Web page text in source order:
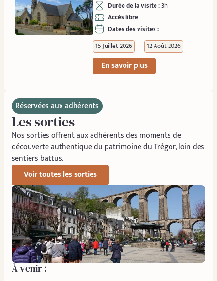
Durée de la visite :3h
Accès libre
Dates des visites :
15 Juillet 2026
12 Août 2026
En savoir plus
Réservées aux adhérents
Les sorties
Nos sorties offrent aux adhérents des moments de
découverte authentique du patrimoine du Trégor, loin des
sentiers battus.
Voir toutes les sorties
À venir :